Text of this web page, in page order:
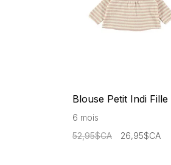
Blouse Petit Indi Fille
6 mois
52,95$CA
26,95$CA